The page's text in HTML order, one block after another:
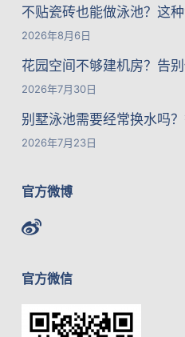
不贴瓷砖也能做泳池？这
2026年8月6日
花园空间不够建机房？告
2026年7月30日
别墅泳池需要经常换水吗
2026年7月23日
官方微博
官方微信